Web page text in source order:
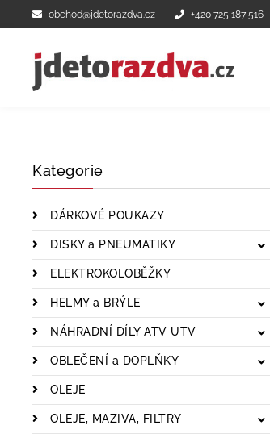
obchod@jdetorazdva.cz +420 725 187 516
Kategorie
DÁRKOVÉ POUKAZY
DISKY a PNEUMATIKY
ELEKTROKOLOBĚŽKY
HELMY a BRÝLE
NÁHRADNÍ DÍLY ATV UTV
OBLEČENÍ a DOPLŇKY
OLEJE
OLEJE, MAZIVA, FILTRY